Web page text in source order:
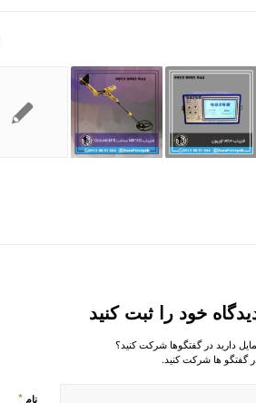
خود را ثبت کنید
دارید در گفتگوها شرکت کنید؟
گفتگو ها شرکت کنید.
نام *